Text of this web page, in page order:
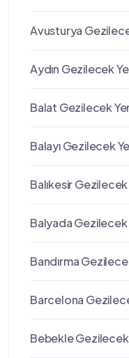
Avusturya
Aydın Gezilecek
Balat Gezilecek
Balayı Gezilecek
Balıkesir
Balyada Gezilecek
Bandırma
Barcelona
Bebekle